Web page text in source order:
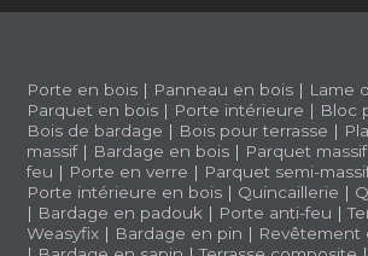
Porte en bois | Panneau en bois | Lame
Parquet en bois | Porte intérieure | Bloc
Bois de bardage | Bois pour terrasse |
massif| Bardage en bois | Parquet massif
feu | Porte en verre | Parquet semi-
Porte intérieure en bois | Quincaillerie |
| Bardage en padouk | Porte anti-feu |
Weasyfix | Bardage en pin | Revêtement